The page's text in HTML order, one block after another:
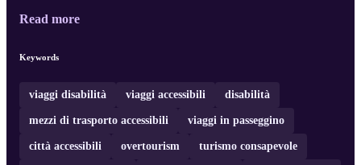
Read more
Keywords
viaggi disabilità viaggi accessibili disabilità
mezzi di trasporto accessibili viaggi in passeggino
città accessibili overtourism turismo consapevole